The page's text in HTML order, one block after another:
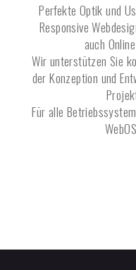
Perfekte Optik und
Responsive
auch
Wir unterstützen Sie
der Konzeption und
Für alle